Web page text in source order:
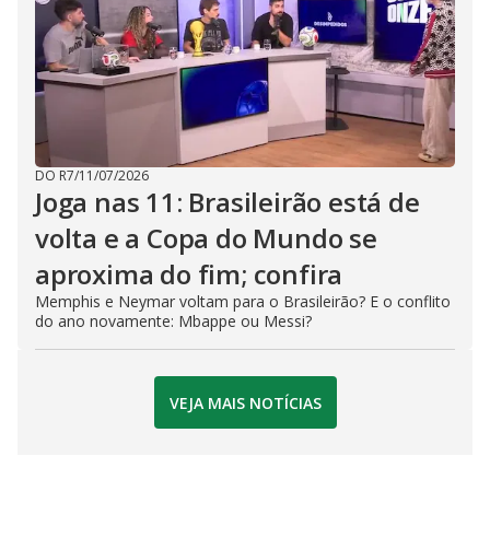
DO R7/11/07/2026
Joga nas 11: Brasileirão está de
volta e a Copa do Mundo se
aproxima do fim; confira
Memphis e Neymar voltam para o Brasileirão? E o conflito
do ano novamente: Mbappe ou Messi?
VEJA MAIS NOTÍCIAS